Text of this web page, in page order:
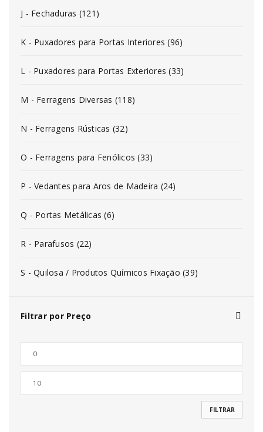
J - Fechaduras (121)
K - Puxadores para Portas Interiores (96)
L - Puxadores para Portas Exteriores (33)
M - Ferragens Diversas (118)
N - Ferragens Rústicas (32)
O - Ferragens para Fenólicos (33)
P - Vedantes para Aros de Madeira (24)
Q - Portas Metálicas (6)
R - Parafusos (22)
S - Quilosa / Produtos Químicos Fixação (39)
Filtrar por Preço
FILTRAR